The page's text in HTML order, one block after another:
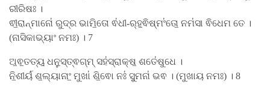
ରୀରିଷଃ ।
ଵୀ॒ରାନ୍ମାନୋ॑ ରୁଦ୍ର ଭାମି॒ତୋ ଵ॑ଧୀ-ର୍​ହ॒ଵିଷ୍ମଂ॑ତୋ॒ ନମ॑ସା ଵିଧେମ ତେ ।
(ନାସିକାଭ୍ୟାଂ ନମଃ) । 7
ଅ॒ଵ॒ତତ୍ୟ॒ ଧନୁ॒ସ୍ତ୍ଵଗ୍​ମ୍ ସହ॑ସ୍ରାକ୍ଷ॒ ଶତେ॑ଷୁଧେ ।
ନି॒ଶୀର୍ୟ॑ ଶ॒ଲ୍ୟାନାଂ॒ ମୁଖା॑ ଶି॒ଵୋ ନଃ॑ ସୁ॒ମନା॑ ଭଵ । (ମୁଖାୟ ନମଃ) । 8